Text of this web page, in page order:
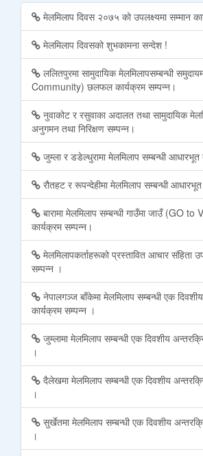
मेलमिलाप दिवस २०७५ को उपलक्ष्यमा सम्मान
मेलमिलाप दिवसको शुभकामना सन्देश !
ललितपुरमा सामुदायिक मेलमिलापसम्बन्धी
Community) छलफल कार्यक्रम सम्पन्न।
नुवाकोट र रसुवाका अदालत तथा सामुदायिक
अनुगमन तथा निरिक्षण सम्पन्न।
जुम्ला र डडेल्धुरामा मेलमिलाप सम्बन्धी आधारभूत
रौतहट र रूपन्देहीमा मेलमिलाप सम्बन्धी
बारामा मेलमिलाप सम्बन्धी गाउँमा जाउँ (GO
कार्यक्रम सम्पन्न।
मेलमिलापकर्ताहरूको प्रस्तावित आचार संहिता
सम्पन्न ।
नेपालगञ्ज बाँकेमा मेलमिलाप सम्बन्धी एक
कार्यक्रम सम्पन्न ।
जुम्लामा मेलमिलाप सम्बन्धी एक दिवशीय
।
दैलेखमा मेलमिलाप सम्बन्धी एक दिवशीय
।
सुर्खेतमा मेलमिलाप सम्बन्धी एक दिवशीय
।